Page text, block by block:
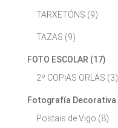
TARXETÓNS (9)
TAZAS (9)
FOTO ESCOLAR (17)
2º COPIAS ORLAS (3)
Fotografía Decorativa
Postais de Vigo (8)